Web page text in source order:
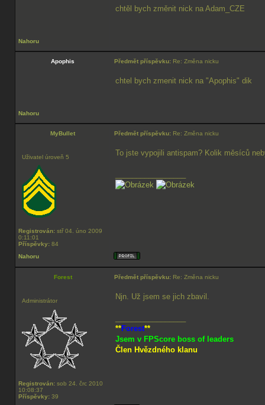
chtěl bych změnit nick na Adam_CZE
Nahoru
Apophis Předmět příspěvku: Re: Změna nicku
chtel bych zmenit nick na "Apophis" dik
Nahoru
MyBullet Předmět příspěvku: Re: Změna nicku
Uživatel úroveň 5
Registrován: stř 04. úno 2009
0:11:01
Příspěvky: 84
To jste vypojili antispam? Kolik měsíců
Nahoru
Forest Předmět příspěvku: Re: Změna nicku
Administrátor
Registrován: sob 24. črc 2010
10:08:37
Příspěvky: 39
Njn. Už jsem se jich zbavil.
**Forest**
Jsem v FPScore boss of leaders
Člen Hvězdného klanu